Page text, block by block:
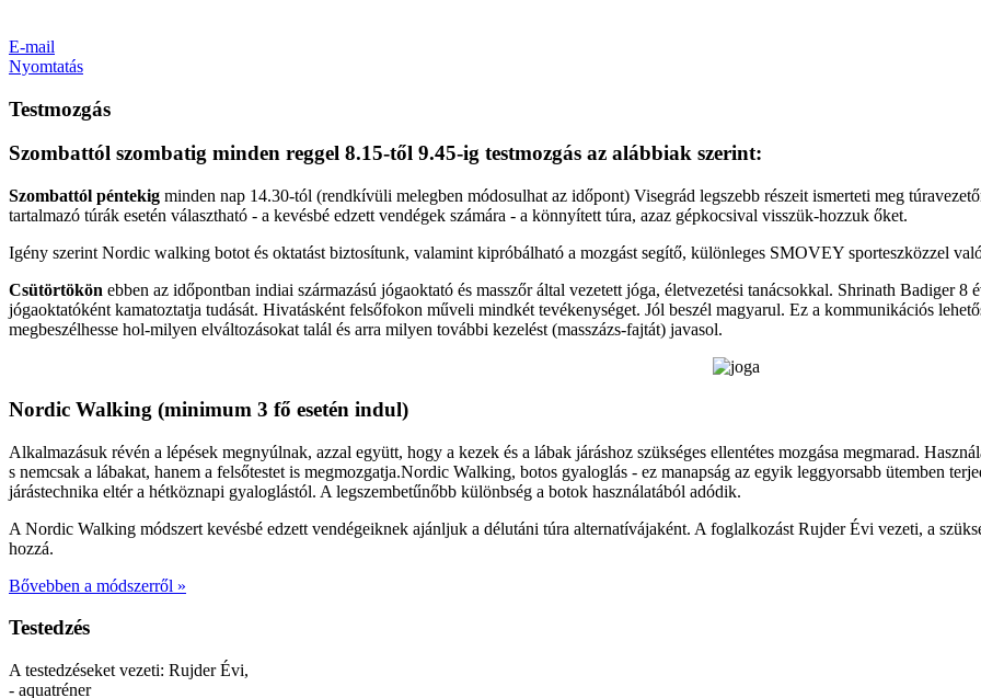
E-mail
Nyomtatás
Testmozgás
Szombattól szombatig minden reggel 8.15-től 9.45-ig testmozgás az alábbiak szerint:
Szombattól péntekig minden nap 14.30-tól (rendkívüli melegben módosulhat az időpont) Visegrád legszebb részeit ismerteti meg
tartalmazó túrák esetén választható - a kevésbé edzett vendégek számára - a könnyített túra, azaz gépkocsival visszük-hozzuk őket.
Igény szerint Nordic walking botot és oktatást biztosítunk, valamint kipróbálható a mozgást segítő, különleges SMOVEY sporteszközzel
Csütörtökön ebben az időpontban indiai származású jógaoktató és masszőr által vezetett jóga, életvezetési tanácsokkal. Shrinath Badiger
jógaoktatóként kamatoztatja tudását. Hivatásként felsőfokon műveli mindkét tevékenységet. Jól beszél magyarul. Ez a kommunikációs
megbeszélhesse hol-milyen elváltozásokat talál és arra milyen további kezelést (masszázs-fajtát) javasol.
Nordic Walking (minimum 3 fő esetén indul)
Alkalmazásuk révén a lépések megnyúlnak, azzal együtt, hogy a kezek és a lábak járáshoz szükséges ellentétes mozgása megmarad.
s nemcsak a lábakat, hanem a felsőtestet is megmozgatja.Nordic Walking, botos gyaloglás - ez manapság az egyik leggyorsabb ütemben
járástechnika eltér a hétköznapi gyaloglástól. A legszembetűnőbb különbség a botok használatából adódik.
A Nordic Walking módszert kevésbé edzett vendégeiknek ajánljuk a délutáni túra alternatívájaként. A foglalkozást Rujder Évi vezeti, a
hozzá.
Bővebben a módszerről »
Testedzés
A testedzéseket vezeti: Rujder Évi,
- aquatréner